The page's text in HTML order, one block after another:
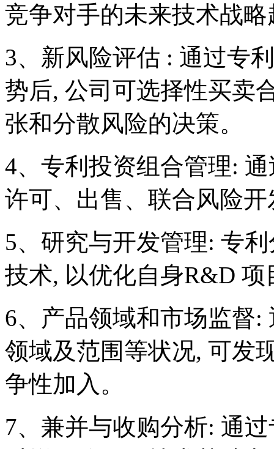
竞争对手的未来技术战略
3、新风险评估 : 通过专
势后, 公司可选择性买卖
张和分散风险的决策。
4、专利投资组合管理:
许可、出售、联合风险开
5、研究与开发管理: 专
技术, 以优化自身R&D 项
6、产品领域和市场监督
领域及范围等状况, 可发
争性加入。
7、兼并与收购分析: 通